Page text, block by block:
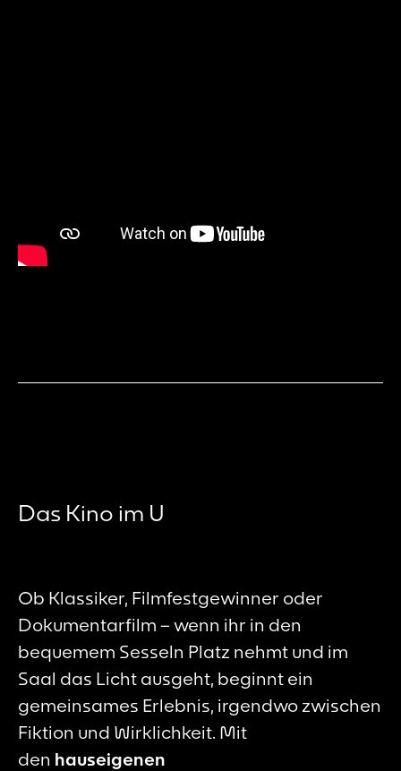
Das Kino im U
Ob Klassiker, Filmfestgewinner oder
Dokumentarfilm – wenn ihr in den
bequemem Sesseln Platz nehmt und im
Saal das Licht ausgeht, beginnt ein
gemeinsames Erlebnis, irgendwo zwischen
Fiktion und Wirklichkeit. Mit
den hauseigenen